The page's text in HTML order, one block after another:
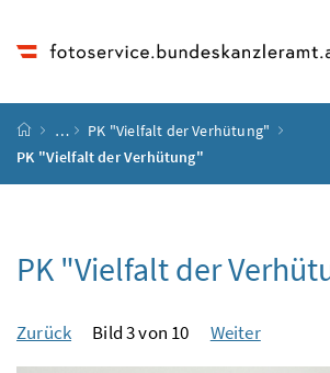
Startseite
…
PK "Vielfalt der Verhütung"
PK "Vielfalt der Verhütung"
PK "Vielfalt der
Zurück Bild 3 von 10 Weiter